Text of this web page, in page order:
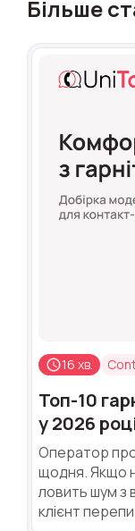
Більше
16 хв.
Топ-10
у 2026
Оператор
щодня. Якщо
ловить шум з
клієнт